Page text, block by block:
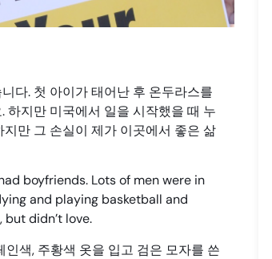
다. 첫 아이가 태어난 후 온두라스를
하지만 미국에서 일을 시작했을 때 누
만 그 손실이 제가 이곳에서 좋은 삶
boyfriends. Lots of men were in
and playing basketball and
but didn’t love.
색, 주황색 옷을 입고 검은 모자를 쓴